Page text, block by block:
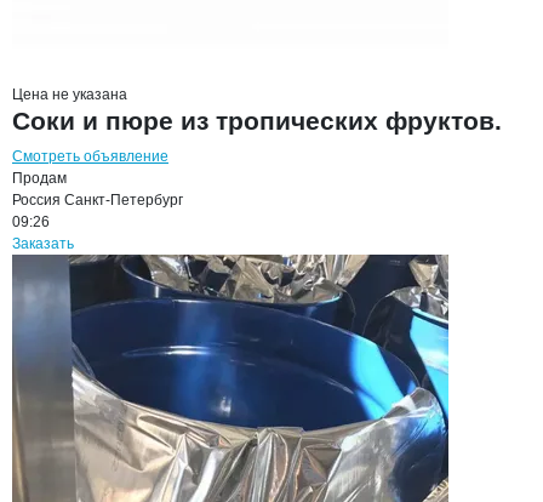
Цена не указана
Соки и пюре из тропических фруктов.
Смотреть объявление
Продам
Россия Санкт-Петербург
09:26
Заказать